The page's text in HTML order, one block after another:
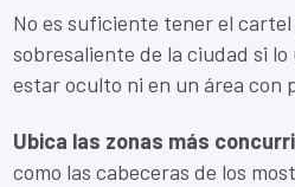
No es suficiente tener el
sobresaliente de la ciudad si lo
estar oculto ni en un área con
Ubica las zonas más
como las cabeceras de los